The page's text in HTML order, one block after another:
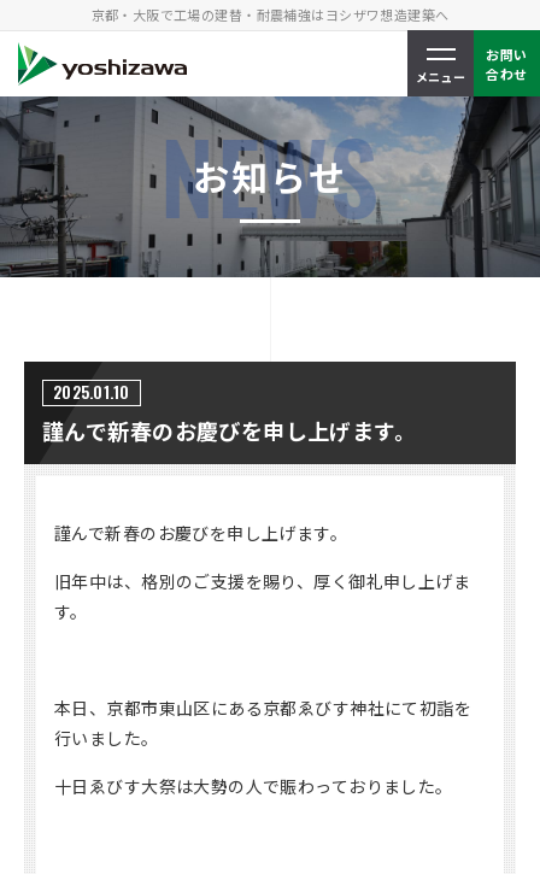
京都・大阪で工場の建替・耐震補強はヨシザワ想造建築へ
メニュー
お問い
合わせ
お知らせ
NEWS
2025.01.10
謹んで新春のお慶びを申し上げます。
謹んで新春のお慶びを申し上げます。
旧年中は、格別のご支援を賜り、厚く御礼申し上げま
す。
本日、京都市東山区にある京都ゑびす神社にて初詣を
行いました。
十日ゑびす大祭は大勢の人で賑わっておりました。